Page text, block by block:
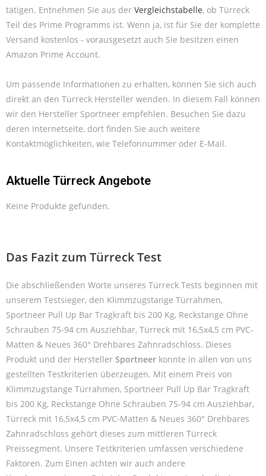
tätigen. Entnehmen Sie aus der Vergleichstabelle, ob Türreck
Teil des Prime Programms ist. Wenn ja, ist für Sie der komplette
Versand kostenlos - vorausgesetzt auch Sie besitzen einen
Amazon Prime Account.
Um passende Informationen zu erhalten, können Sie sich auch
direkt an den Türreck Hersteller wenden. In diesem Fall können
wir den Hersteller Sportneer empfehlen. Besuchen Sie dazu
deren Internetseite, dort finden Sie auch weitere
Kontaktmöglichkeiten, wie Telefonnummer oder E-Mail.
Aktuelle Türreck Angebote
Keine Produkte gefunden.
Das Fazit zum Türreck Test
Die abschließenden Worte unseres Türreck Tests beginnen mit
unserem Testsieger, den Klimmzugstange Türrahmen,
Sportneer Pull Up Bar Tragkraft bis 200 Kg, Reckstange Ohne
Schrauben 75-94 cm Ausziehbar, Türreck mit 16,5x4,5 cm PVC-
Matten & Neues 360° Drehbares Zahnradschloss. Dieses
Produkt und der Hersteller Sportneer konnte in allen von uns
gestellten Testkriterien überzeugen. Mit einem Preis von
Klimmzugstange Türrahmen, Sportneer Pull Up Bar Tragkraft
bis 200 Kg, Reckstange Ohne Schrauben 75-94 cm Ausziehbar,
Türreck mit 16,5x4,5 cm PVC-Matten & Neues 360° Drehbares
Zahnradschloss gehört dieses zum mittleren Türreck
Preissegment. Unsere Testkriterien umfassen verschiedene
Faktoren. Zum Einen achten wir auch andere